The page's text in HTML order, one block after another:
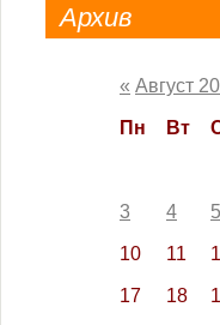
Архив
« Август
Пн Вт
3 4 5
10 11
17 18